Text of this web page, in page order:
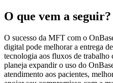
O que vem a seguir?
O sucesso da MFT com o
digital pode melhorar a entrega
tecnologia aos fluxos de
planeja expandir o uso do
atendimento aos pacientes,